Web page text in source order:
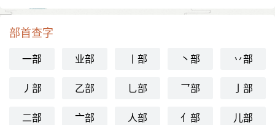
部首查字
一部 业部 丨部 丶部 丷部
丿部 乙部 乚部 乛部 亅部
二部 亠部 人部 亻部 儿部